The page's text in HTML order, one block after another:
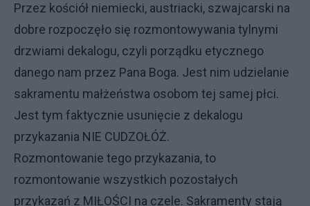
Przez kościół niemiecki, austriacki, szwajcarski na
dobre rozpoczęło się rozmontowywania tylnymi
drzwiami dekalogu, czyli porządku etycznego
danego nam przez Pana Boga. Jest nim udzielanie
sakramentu małżeństwa osobom tej samej płci.
Jest tym faktycznie usunięcie z dekalogu
przykazania NIE CUDZOŁÓŻ.
Rozmontowanie tego przykazania, to
rozmontowanie wszystkich pozostałych
przykazań z MIŁOŚCI na czele. Sakramenty stają